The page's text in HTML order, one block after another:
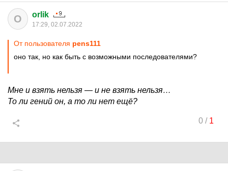
O orlik
17:29, 02.07.2022
От пользователя pens111
оно так, но как быть с возможными последователями?
Мне и взять нельзя — и не взять нельзя…
То ли гений он, а то ли нет ещё?
0/ 1